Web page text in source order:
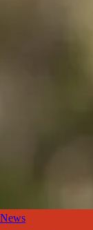
News